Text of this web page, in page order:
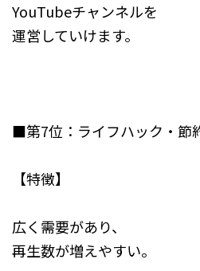
YouTubeチャンネルを
運営していけます。
■第7位：ライフハック・節
【特徴】
広く需要があり、
再生数が増えやすい。